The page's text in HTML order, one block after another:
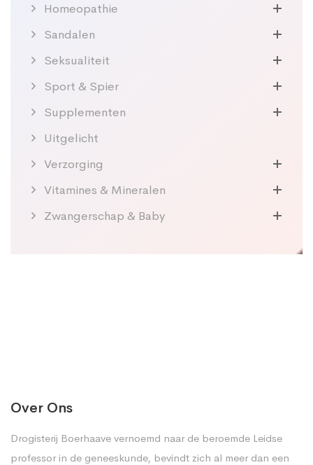
Homeopathie
Sandalen
Seksualiteit
Sport & Spier
Supplementen
Uitgelicht
Verzorging
Vitamines & Mineralen
Zwangerschap & Baby
Over Ons
Drogisterij Boerhaave vernoemd naar de beroemde Leidse
professor in de geneeskunde, bevindt zich al meer dan een